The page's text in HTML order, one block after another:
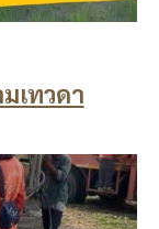
เทวดา